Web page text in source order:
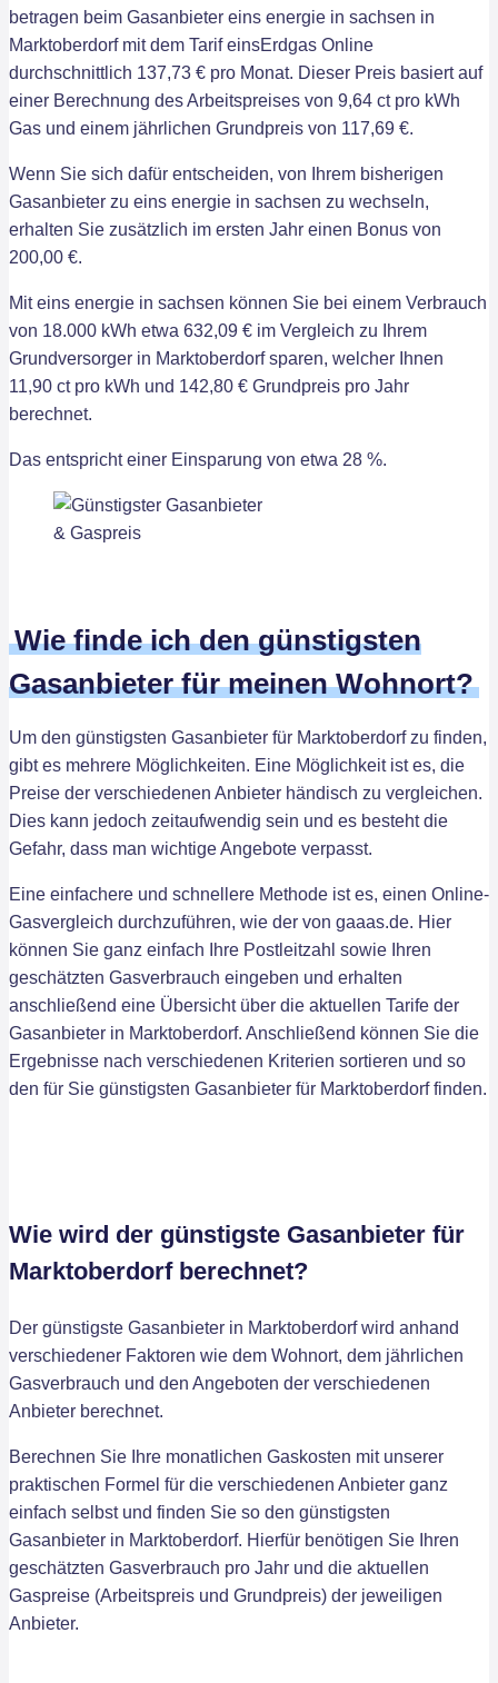
betragen beim Gasanbieter eins energie in sachsen in
Marktoberdorf mit dem Tarif einsErdgas Online
durchschnittlich 137,73 € pro Monat. Dieser Preis basiert auf
einer Berechnung des Arbeitspreises von 9,64 ct pro kWh
Gas und einem jährlichen Grundpreis von 117,69 €.
Wenn Sie sich dafür entscheiden, von Ihrem bisherigen
Gasanbieter zu eins energie in sachsen zu wechseln,
erhalten Sie zusätzlich im ersten Jahr einen Bonus von
200,00 €.
Mit eins energie in sachsen können Sie bei einem Verbrauch
von 18.000 kWh etwa 632,09 € im Vergleich zu Ihrem
Grundversorger in Marktoberdorf sparen, welcher Ihnen
11,90 ct pro kWh und 142,80 € Grundpreis pro Jahr
berechnet.
Das entspricht einer Einsparung von etwa 28 %.
Wie finde ich den günstigsten
Gasanbieter für meinen Wohnort?
Um den günstigsten Gasanbieter für Marktoberdorf zu finden,
gibt es mehrere Möglichkeiten. Eine Möglichkeit ist es, die
Preise der verschiedenen Anbieter händisch zu vergleichen.
Dies kann jedoch zeitaufwendig sein und es besteht die
Gefahr, dass man wichtige Angebote verpasst.
Eine einfachere und schnellere Methode ist es, einen Online-
Gasvergleich durchzuführen, wie der von gaaas.de. Hier
können Sie ganz einfach Ihre Postleitzahl sowie Ihren
geschätzten Gasverbrauch eingeben und erhalten
anschließend eine Übersicht über die aktuellen Tarife der
Gasanbieter in Marktoberdorf. Anschließend können Sie die
Ergebnisse nach verschiedenen Kriterien sortieren und so
den für Sie günstigsten Gasanbieter für Marktoberdorf finden.
Wie wird der günstigste Gasanbieter für
Marktoberdorf berechnet?
Der günstigste Gasanbieter in Marktoberdorf wird anhand
verschiedener Faktoren wie dem Wohnort, dem jährlichen
Gasverbrauch und den Angeboten der verschiedenen
Anbieter berechnet.
Berechnen Sie Ihre monatlichen Gaskosten mit unserer
praktischen Formel für die verschiedenen Anbieter ganz
einfach selbst und finden Sie so den günstigsten
Gasanbieter in Marktoberdorf. Hierfür benötigen Sie Ihren
geschätzten Gasverbrauch pro Jahr und die aktuellen
Gaspreise (Arbeitspreis und Grundpreis) der jeweiligen
Anbieter.